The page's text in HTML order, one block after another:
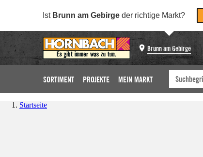
Ist Brunn am Gebirge der richtige Markt?
Brunn am Gebirge
SORTIMENT PROJEKTE MEIN MARKT
Startseite